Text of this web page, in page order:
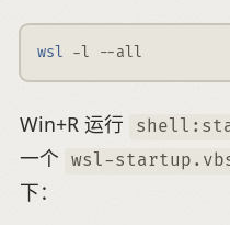
wsl -l --all
Win+R 运行
一个
wsl-
下：